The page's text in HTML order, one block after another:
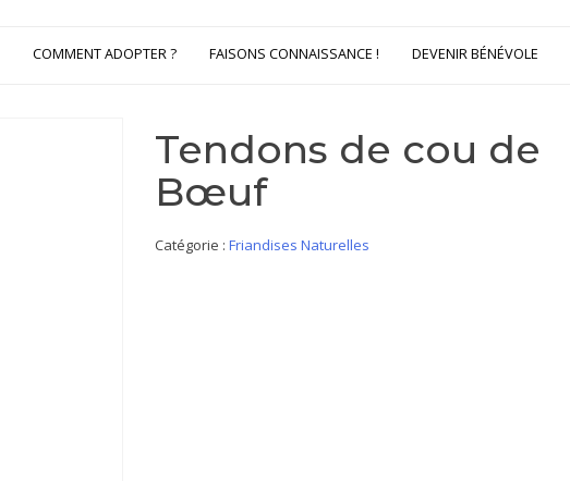
COMMENT ADOPTER ? FAISONS CONNAISSANCE ! DEVENIR BÉNÉVOLE
Tendons de cou de
Bœuf
Catégorie :Friandises Naturelles